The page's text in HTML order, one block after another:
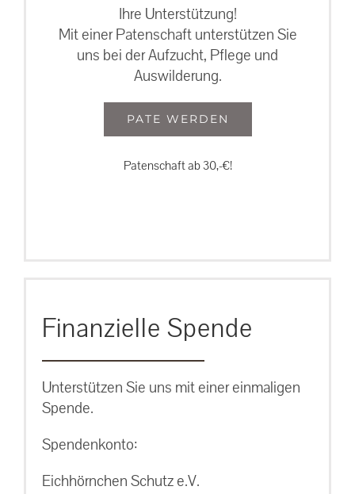
Ihre Unterstützung!
Mit einer Patenschaft unterstützen Sie
uns bei der Aufzucht, Pflege und
Auswilderung.
PATE WERDEN
Patenschaft ab 30,-€!
Finanzielle Spende
Unterstützen Sie uns mit einer einmaligen
Spende.
Spendenkonto:
Eichhörnchen Schutz e.V.